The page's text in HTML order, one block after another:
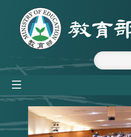
跳到主要內容區塊
:::